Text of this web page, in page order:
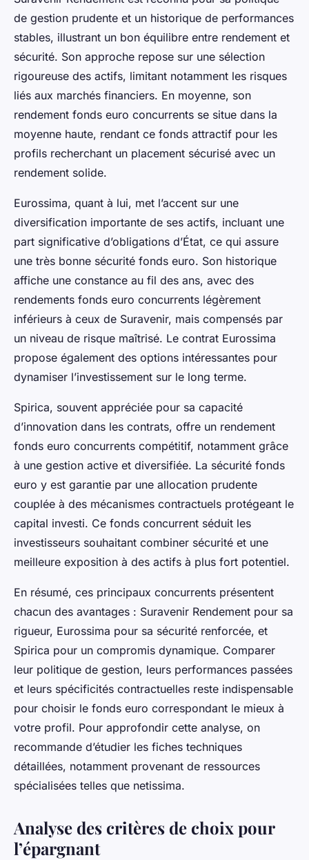
de gestion prudente et un historique de performances
stables, illustrant un bon équilibre entre rendement et
sécurité. Son approche repose sur une sélection
rigoureuse des actifs, limitant notamment les risques
liés aux marchés financiers. En moyenne, son
rendement fonds euro concurrents se situe dans la
moyenne haute, rendant ce fonds attractif pour les
profils recherchant un placement sécurisé avec un
rendement solide.
Eurossima, quant à lui, met l’accent sur une
diversification importante de ses actifs, incluant une
part significative d’obligations d’État, ce qui assure
une très bonne sécurité fonds euro. Son historique
affiche une constance au fil des ans, avec des
rendements fonds euro concurrents légèrement
inférieurs à ceux de Suravenir, mais compensés par
un niveau de risque maîtrisé. Le contrat Eurossima
propose également des options intéressantes pour
dynamiser l’investissement sur le long terme.
Spirica, souvent appréciée pour sa capacité
d’innovation dans les contrats, offre un rendement
fonds euro concurrents compétitif, notamment grâce
à une gestion active et diversifiée. La sécurité fonds
euro y est garantie par une allocation prudente
couplée à des mécanismes contractuels protégeant le
capital investi. Ce fonds concurrent séduit les
investisseurs souhaitant combiner sécurité et une
meilleure exposition à des actifs à plus fort potentiel.
En résumé, ces principaux concurrents présentent
chacun des avantages : Suravenir Rendement pour sa
rigueur, Eurossima pour sa sécurité renforcée, et
Spirica pour un compromis dynamique. Comparer
leur politique de gestion, leurs performances passées
et leurs spécificités contractuelles reste indispensable
pour choisir le fonds euro correspondant le mieux à
votre profil. Pour approfondir cette analyse, on
recommande d’étudier les fiches techniques
détaillées, notamment provenant de ressources
spécialisées telles que netissima.
Analyse des critères de choix pour
l’épargnant